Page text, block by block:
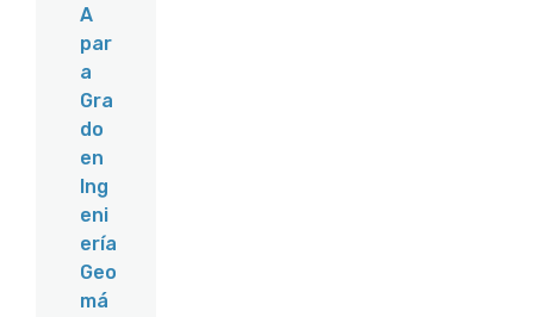
A
par
a
Gra
do
en
Ing
eni
ería
Geo
má